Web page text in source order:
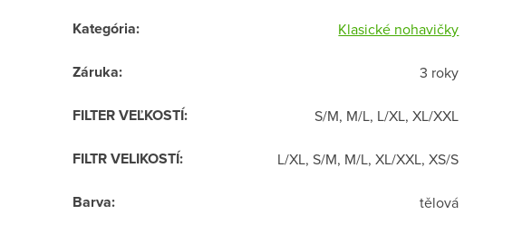
Kategória: Klasické nohavičky
Záruka: 3 roky
FILTER VEĽKOSTÍ: S/M, M/L, L/XL, XL/XXL
FILTR VELIKOSTÍ: L/XL, S/M, M/L, XL/XXL, XS/S
Barva: tělová